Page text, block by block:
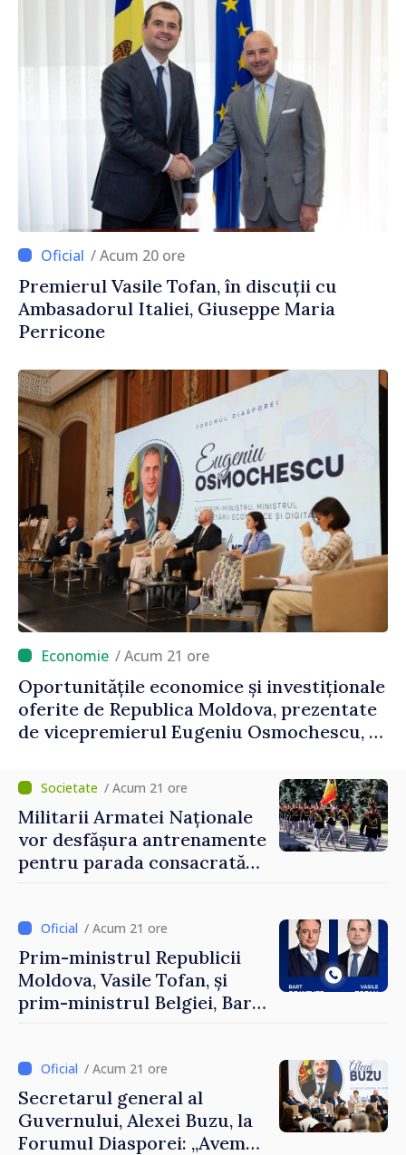
/ Acum 20 ore
Premierul Vasile Tofan, în discuții cu
Ambasadorul Italiei, Giuseppe Maria
Perricone
/ Acum 21 ore
Oportunitățile economice și investiționale
oferite de Republica Moldova, prezentate
de vicepremierul Eugeniu Osmochescu, la
/ Acum 21 ore
Militarii Armatei Naționale
vor desfășura antrenamente
pentru parada consacrată
/ Acum 21 ore
Prim-ministrul Republicii
Moldova, Vasile Tofan, și
prim-ministrul Belgiei, Bart
al Republicii Moldova.
/ Acum 21 ore
Secretarul general al
Guvernului, Alexei Buzu, la
Forumul Diasporei: „Avem